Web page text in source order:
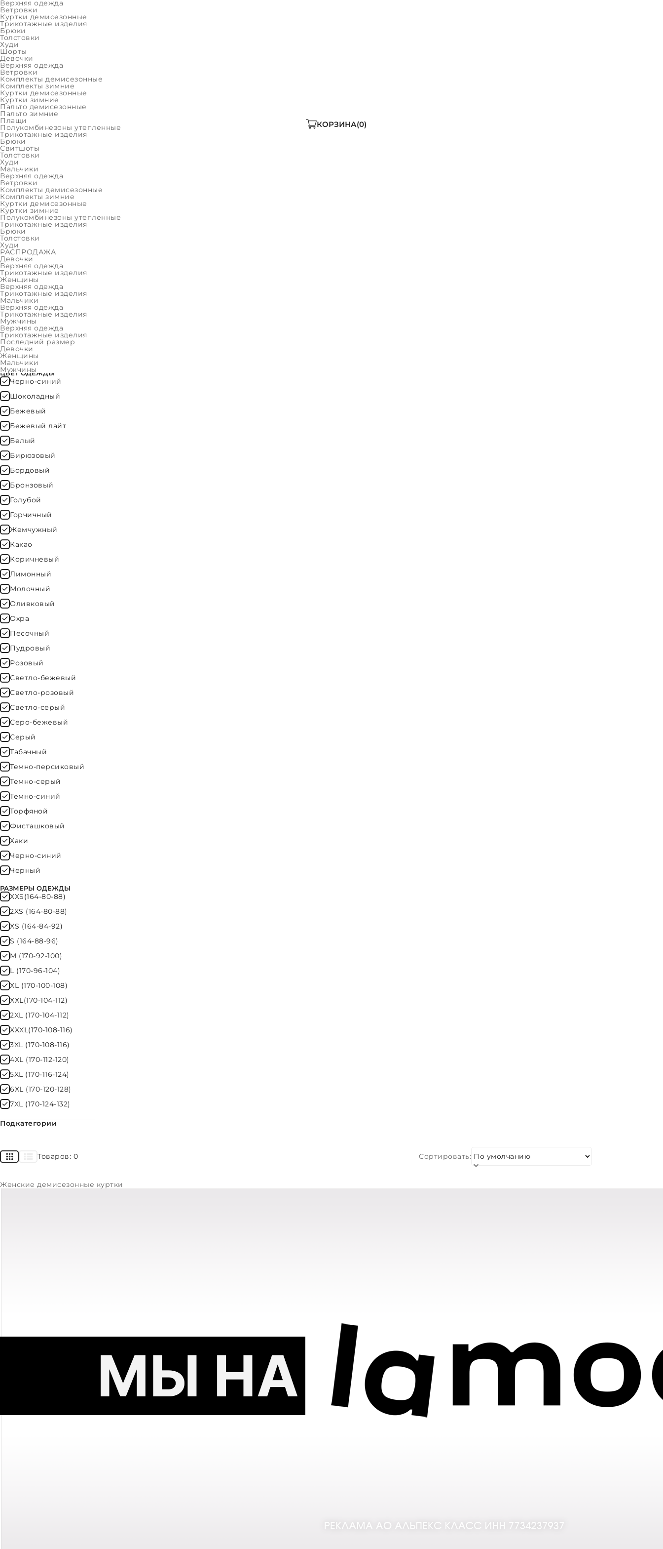
Верхняя одежда
Ветровки
Куртки демисезонные
Трикотажные изделия
Брюки
Толстовки
Худи
Шорты
Девочки
Верхняя одежда
Ветровки
Комплекты демисезонные
Комплекты зимние
Куртки демисезонные
Куртки зимние
Пальто демисезонные
Пальто зимние
Плащи
Полукомбинезоны утепленные
Трикотажные изделия
Брюки
Свитшоты
Толстовки
Худи
Мальчики
Верхняя одежда
Ветровки
Комплекты демисезонные
Комплекты зимние
Куртки демисезонные
Куртки зимние
Полукомбинезоны утепленные
Трикотажные изделия
Брюки
Толстовки
Худи
РАСПРОДАЖА
Девочки
Верхняя одежда
Трикотажные изделия
Женщины
Верхняя одежда
Трикотажные изделия
Мальчики
Верхняя одежда
Трикотажные изделия
Мужчины
Верхняя одежда
Трикотажные изделия
Последний размер
Девочки
Женщины
Мальчики
Мужчины
КОРЗИНА 0
ФИЛЬТР
ОЧИСТИТЬ
ЦЕНА
ЦВЕТ ОДЕЖДЫ
Черно-синий
Шоколадный
Бежевый
Бежевый лайт
Белый
Бирюзовый
Бордовый
Бронзовый
Голубой
Горчичный
Жемчужный
Какао
Коричневый
Лимонный
Молочный
Оливковый
Охра
Песочный
Пудровый
Розовый
Светло-бежевый
Светло-розовый
Светло-серый
Серо-бежевый
Серый
Табачный
Темно-персиковый
Темно-серый
Темно-синий
Торфяной
Фисташковый
Хаки
Черно-синий
Черный
РАЗМЕРЫ ОДЕЖДЫ
XXS(164-80-88)
2XS (164-80-88)
XS (164-84-92)
S (164-88-96)
M (170-92-100)
L (170-96-104)
XL (170-100-108)
XXL(170-104-112)
2XL (170-104-112)
XXXL(170-108-116)
3XL (170-108-116)
4XL (170-112-120)
5XL (170-116-124)
6XL (170-120-128)
7XL (170-124-132)
Трикотажные изделия
Девочки
Верхняя одежда
Трикотажные изделия
Мальчики
Верхняя одежда
Трикотажные изделия
РАСПРОДАЖА
Девочки
Женщины
Мальчики
Мужчины
Последний размер
Девочки
Женщины
Мальчики
Мужчины
#
Подкатегории
Товаров: 0 Сортировать:
Женские демисезонные куртки